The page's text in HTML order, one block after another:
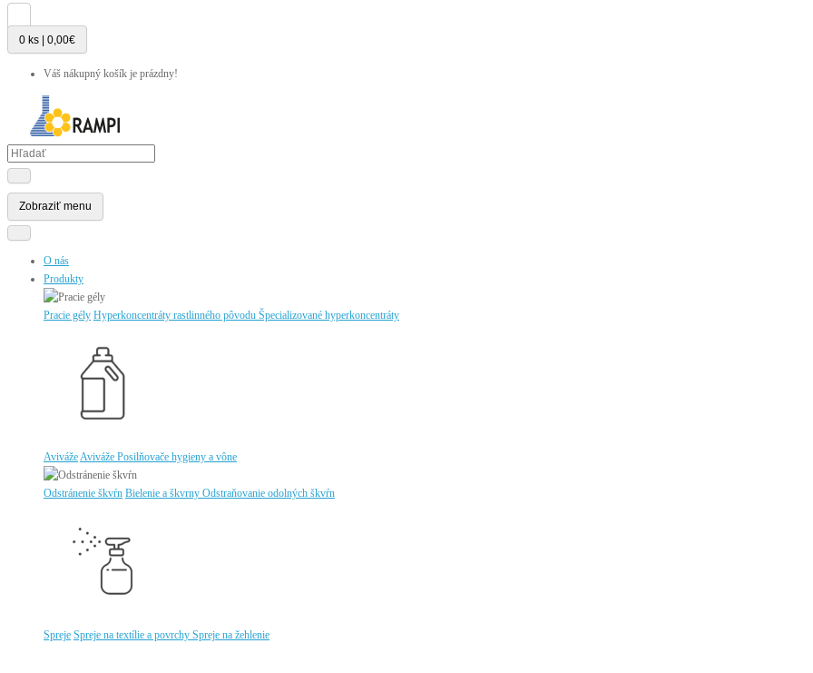
0 ks | 0,00€
Váš nákupný košík je prázdny!
Zobraziť menu
O nás
Produkty
Pracie gély Hyperkoncentráty rastlinného pôvodu Špecializované hyperkoncentráty
AvivážeAviváže Posilňovače hygieny a vône
Odstránenie škvŕn Bielenie a škvrny Odstraňovanie odolných škvŕn
Spreje Spreje na textílie a povrchy Spreje na žehlenie